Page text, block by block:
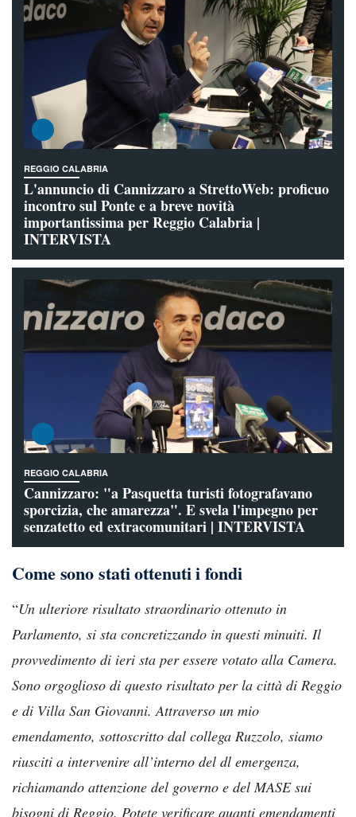
REGGIO CALABRIA
L'annuncio di Cannizzaro a StrettoWeb: proficuo
incontro sul Ponte e a breve novità
importantissima per Reggio Calabria |
INTERVISTA
REGGIO CALABRIA
Cannizzaro: "a Pasquetta turisti fotografavano
sporcizia, che amarezza". E svela l'impegno per
senzatetto ed extracomunitari | INTERVISTA
Come sono stati ottenuti i fondi
“Un ulteriore risultato straordinario ottenuto in
Parlamento, si sta concretizzando in questi minuiti. Il
provvedimento di ieri sta per essere votato alla Camera.
Sono orgoglioso di questo risultato per la città di Reggio
e di Villa San Giovanni. Attraverso un mio
emendamento, sottoscritto dal collega Ruzzolo, siamo
riusciti a intervenire all’interno del dl emergenza,
richiamando attenzione del governo e del MASE sui
bisogni di Reggio. Potete verificare quanti emendamenti